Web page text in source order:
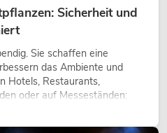
OMNITRONIC TRM-
Rotary-Mixer
No. 10355931
Sicherheit und
Sie schaffen eine
das Ambiente und
Hotels, Restaurants,
oder auf Messeständen:
heute längst zum